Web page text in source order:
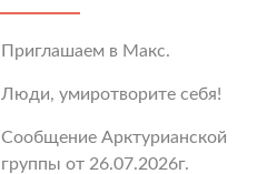
Приглашаем в Макс.
Люди, умиротворите себя!
Сообщение Арктурианской
группы от 26.07.2026г.